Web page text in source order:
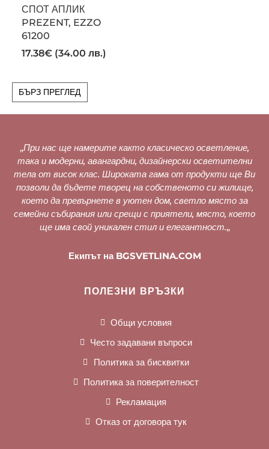
СПОТ АПЛИК
PREZENT, EZZO
61200
17.38€ (34.00 лв.)
БЪРЗ ПРЕГЛЕД
„При нас ще намерите както класическо осветление,
така и модерни, авангардни, дизайнерски осветителни
тела от висок клас. Широката гама от продукти ще Ви
позволи да бъдете творец на собственото си жилище,
което да превърнете в уютен дом, светло място за
семейни събирания или срещи с приятели, място, което
ще има свой уникален стил и елегантност.„
Екипът на BGSVETLINA.COM
ПОЛЕЗНИ ВРЪЗКИ
Общи условия
Често задавани въпроси
Политика за бисквитки
Политика за поверителност
Рекламация
Отказ от договора тук